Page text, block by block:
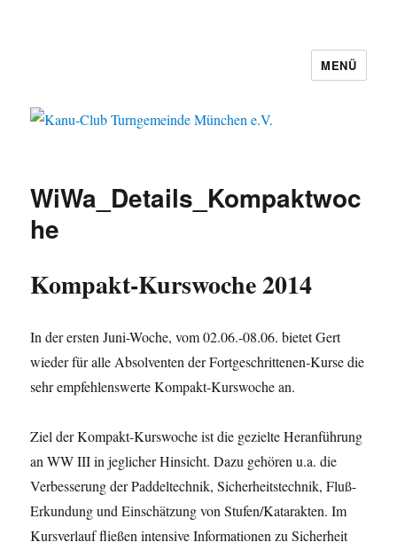
Kanu-Club Turngemeinde München
e.V.
MENÜ
WiWa_Details_Kompaktwoc
he
Kompakt-Kurswoche2014
In der ersten Juni-Woche, vom 02.06.-08.06. bietet Gert
wieder für alle Absolventen der Fortgeschrittenen-Kurse die
sehr empfehlenswerte Kompakt-Kurswoche an.
Ziel der Kompakt-Kurswoche ist die gezielte Heranführung
an WW III in jeglicher Hinsicht. Dazu gehören u.a. die
Verbesserung der Paddeltechnik, Sicherheitstechnik, Fluß-
Erkundung und Einschätzung von Stufen/Katarakten. Im
Kursverlauf fließen intensive Informationen zu Sicherheit